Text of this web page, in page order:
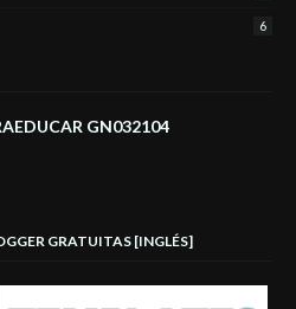
6
GN032104
GRATUITAS [INGLÉS]